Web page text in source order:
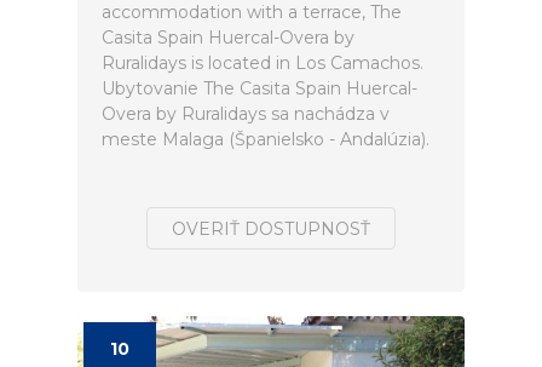
accommodation with a terrace, The
Casita Spain Huercal-Overa by
Ruralidays is located in Los Camachos.
Ubytovanie The Casita Spain Huercal-
Overa by Ruralidays sa nachádza v
meste Malaga (Španielsko - Andalúzia).
OVERIŤ DOSTUPNOSŤ
10